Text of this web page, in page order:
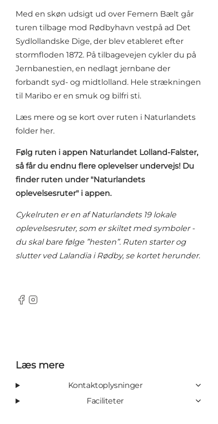
Med en skøn udsigt ud over Femern Bælt går
turen tilbage mod Rødbyhavn vestpå ad Det
Sydlollandske Dige, der blev etableret efter
stormfloden 1872. På tilbagevejen cykler du på
Jernbanestien, en nedlagt jernbane der
forbandt syd- og midtlolland. Hele strækningen
til Maribo er en smuk og bilfri sti.
Læs mere og se kort over ruten i Naturlandets
folder her.
Følg ruten i appen Naturlandet Lolland-Falster,
så får du endnu flere oplevelser undervejs! Du
finder ruten under "Naturlandets
oplevelsesruter" i appen.
Cykelruten er en af Naturlandets 19 lokale
oplevelsesruter, som er skiltet med symboler -
du skal bare følge ”hesten”. Ruten starter og
slutter ved Lalandia i Rødby, se kortet herunder.
Facebook
Instagram
Læs mere
Kontaktoplysninger
Faciliteter